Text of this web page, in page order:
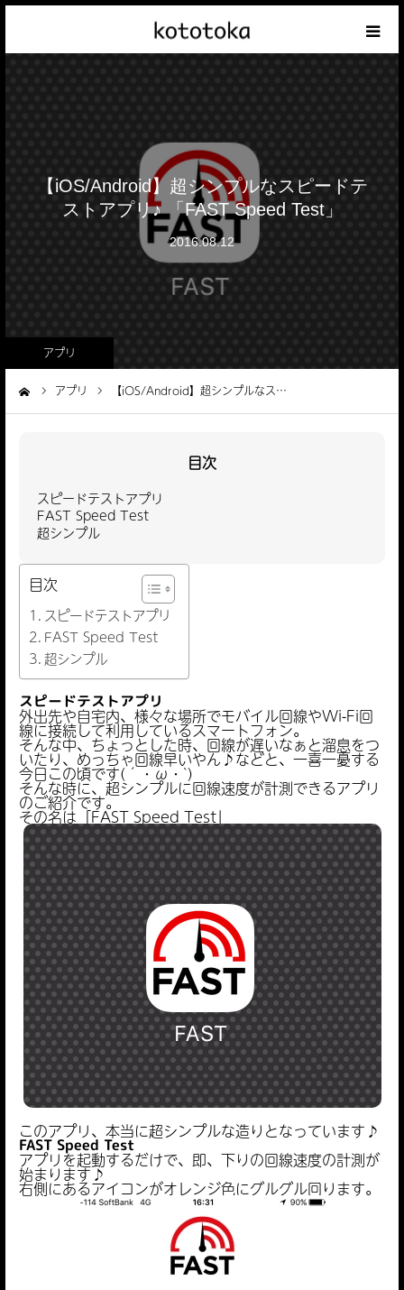
【iOS/Android】超シンプルなスピードテ
ストアプリ♪ 「FAST Speed Test」
2016.08.12
アプリ
アプリ 【iOS/Android】超シンプルなス…
目次
スピードテストアプリ
FAST Speed Test
超シンプル
目次
スピードテストアプリ
FAST Speed Test
超シンプル
スピードテストアプリ
外出先や自宅内、様々な場所でモバイル回線やWi-Fi回
線に接続して利用しているスマートフォン。
そんな中、ちょっとした時、回線が遅いなぁと溜息をつ
いたり、めっちゃ回線早いやん♪などと、一喜一憂する
今日この頃です(´・ω・`)
そんな時に、超シンプルに回線速度が計測できるアプリ
のご紹介です。
その名は「FAST Speed Test」
このアプリ、本当に超シンプルな造りとなっています♪
FAST Speed Test
アプリを起動するだけで、即、下りの回線速度の計測が
始まります♪
右側にあるアイコンがオレンジ色にグルグル回ります。
iPhoneの話